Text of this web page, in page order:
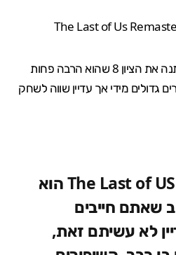
נתנה את הציון 8 שהוא הרבה פחות
גדולים מידי אך עדיין שווה לשחק
The Last of US: Remastered הוא
שאתם חייבים
לא עשיתם זאת,